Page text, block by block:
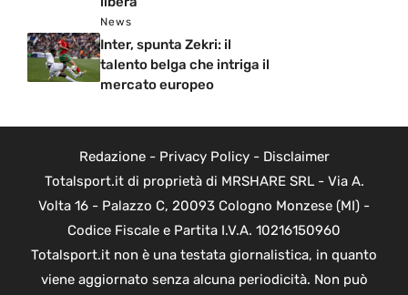
News
Inter, spunta Zekri: il
talento belga che intriga il
mercato europeo
Redazione- Privacy Policy- Disclaimer
Totalsport.it di proprietà di MRSHARE SRL - Via A.
Volta 16 - Palazzo C, 20093 Cologno Monzese (MI) -
Codice Fiscale e Partita I.V.A. 10216150960
Totalsport.it non è una testata giornalistica, in quanto
viene aggiornato senza alcuna periodicità. Non può